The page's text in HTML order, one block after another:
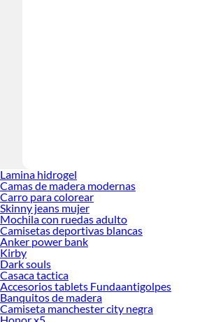
Lamina hidrogel
Camas de madera modernas
Carro para colorear
Skinny jeans mujer
Mochila con ruedas adulto
Camisetas deportivas blancas
Anker power bank
Kirby
Dark souls
Casaca tactica
Accesorios tablets Fundaantigolpes
Banquitos de madera
Camiseta manchester city negra